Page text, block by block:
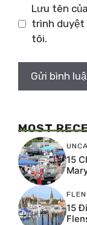
Lưu tên
trình duyệt
tôi.
MOST
15
15